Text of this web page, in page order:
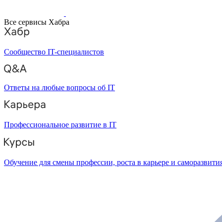
Все сервисы Хабра
Сообщество IT-специалистов
Ответы на любые вопросы об IT
Профессиональное развитие в IT
Обучение для смены профессии, роста в карьере и